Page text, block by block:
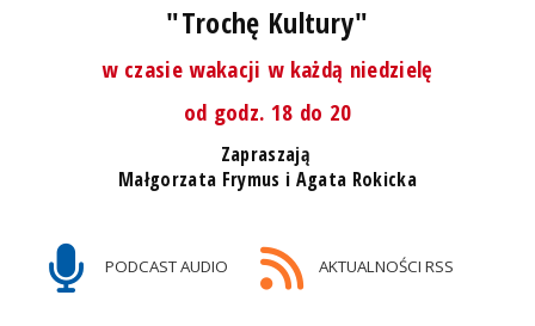
"Trochę Kultury"
w czasie wakacji w każdą niedzielę
od godz. 18 do 20
Zapraszają
Małgorzata Frymus i Agata Rokicka
PODCAST AUDIO AKTUALNOŚCI RSS